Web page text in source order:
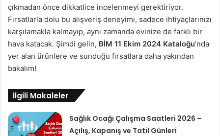
çıkmadan önce dikkatlice incelenmeyi gerektiriyor.
Fırsatlarla dolu bu alışveriş deneyimi, sadece ihtiyaçlarınızı
karşılamakla kalmayıp, aynı zamanda evinize de farklı bir
hava katacak. Şimdi gelin, BİM 11 Ekim 2024 Kataloğu’nda
yer alan ürünlere ve sunduğu fırsatlara daha yakından
bakalım!
İlgili Makaleler
Sağlık Ocağı Çalışma Saatleri 2026 –
Açılış, Kapanış ve Tatil Günleri